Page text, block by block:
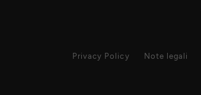
Privacy Policy Note legali